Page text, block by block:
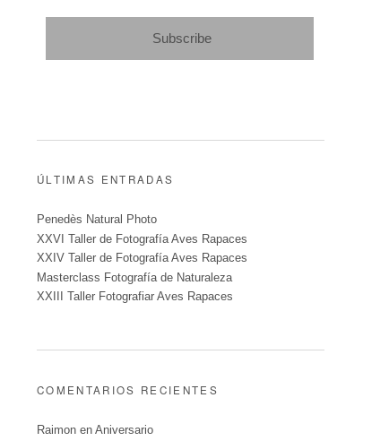
ÚLTIMAS ENTRADAS
Penedès Natural Photo
XXVI Taller de Fotografía Aves Rapaces
XXIV Taller de Fotografía Aves Rapaces
Masterclass Fotografía de Naturaleza
XXIII Taller Fotografiar Aves Rapaces
COMENTARIOS RECIENTES
Raimon en Aniversario